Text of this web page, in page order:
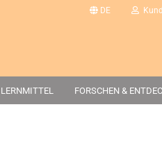
DE
LERNMITTEL FORSCHEN &